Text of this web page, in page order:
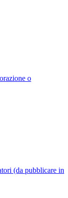
o
(da pubblicare in